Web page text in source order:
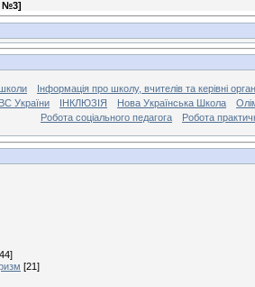
№3]
Інформація про школу, вчителів та керівні
України
ІНКЛЮЗІЯ Нова Українська Школа
Робота соціального педагога
Робота
[21]